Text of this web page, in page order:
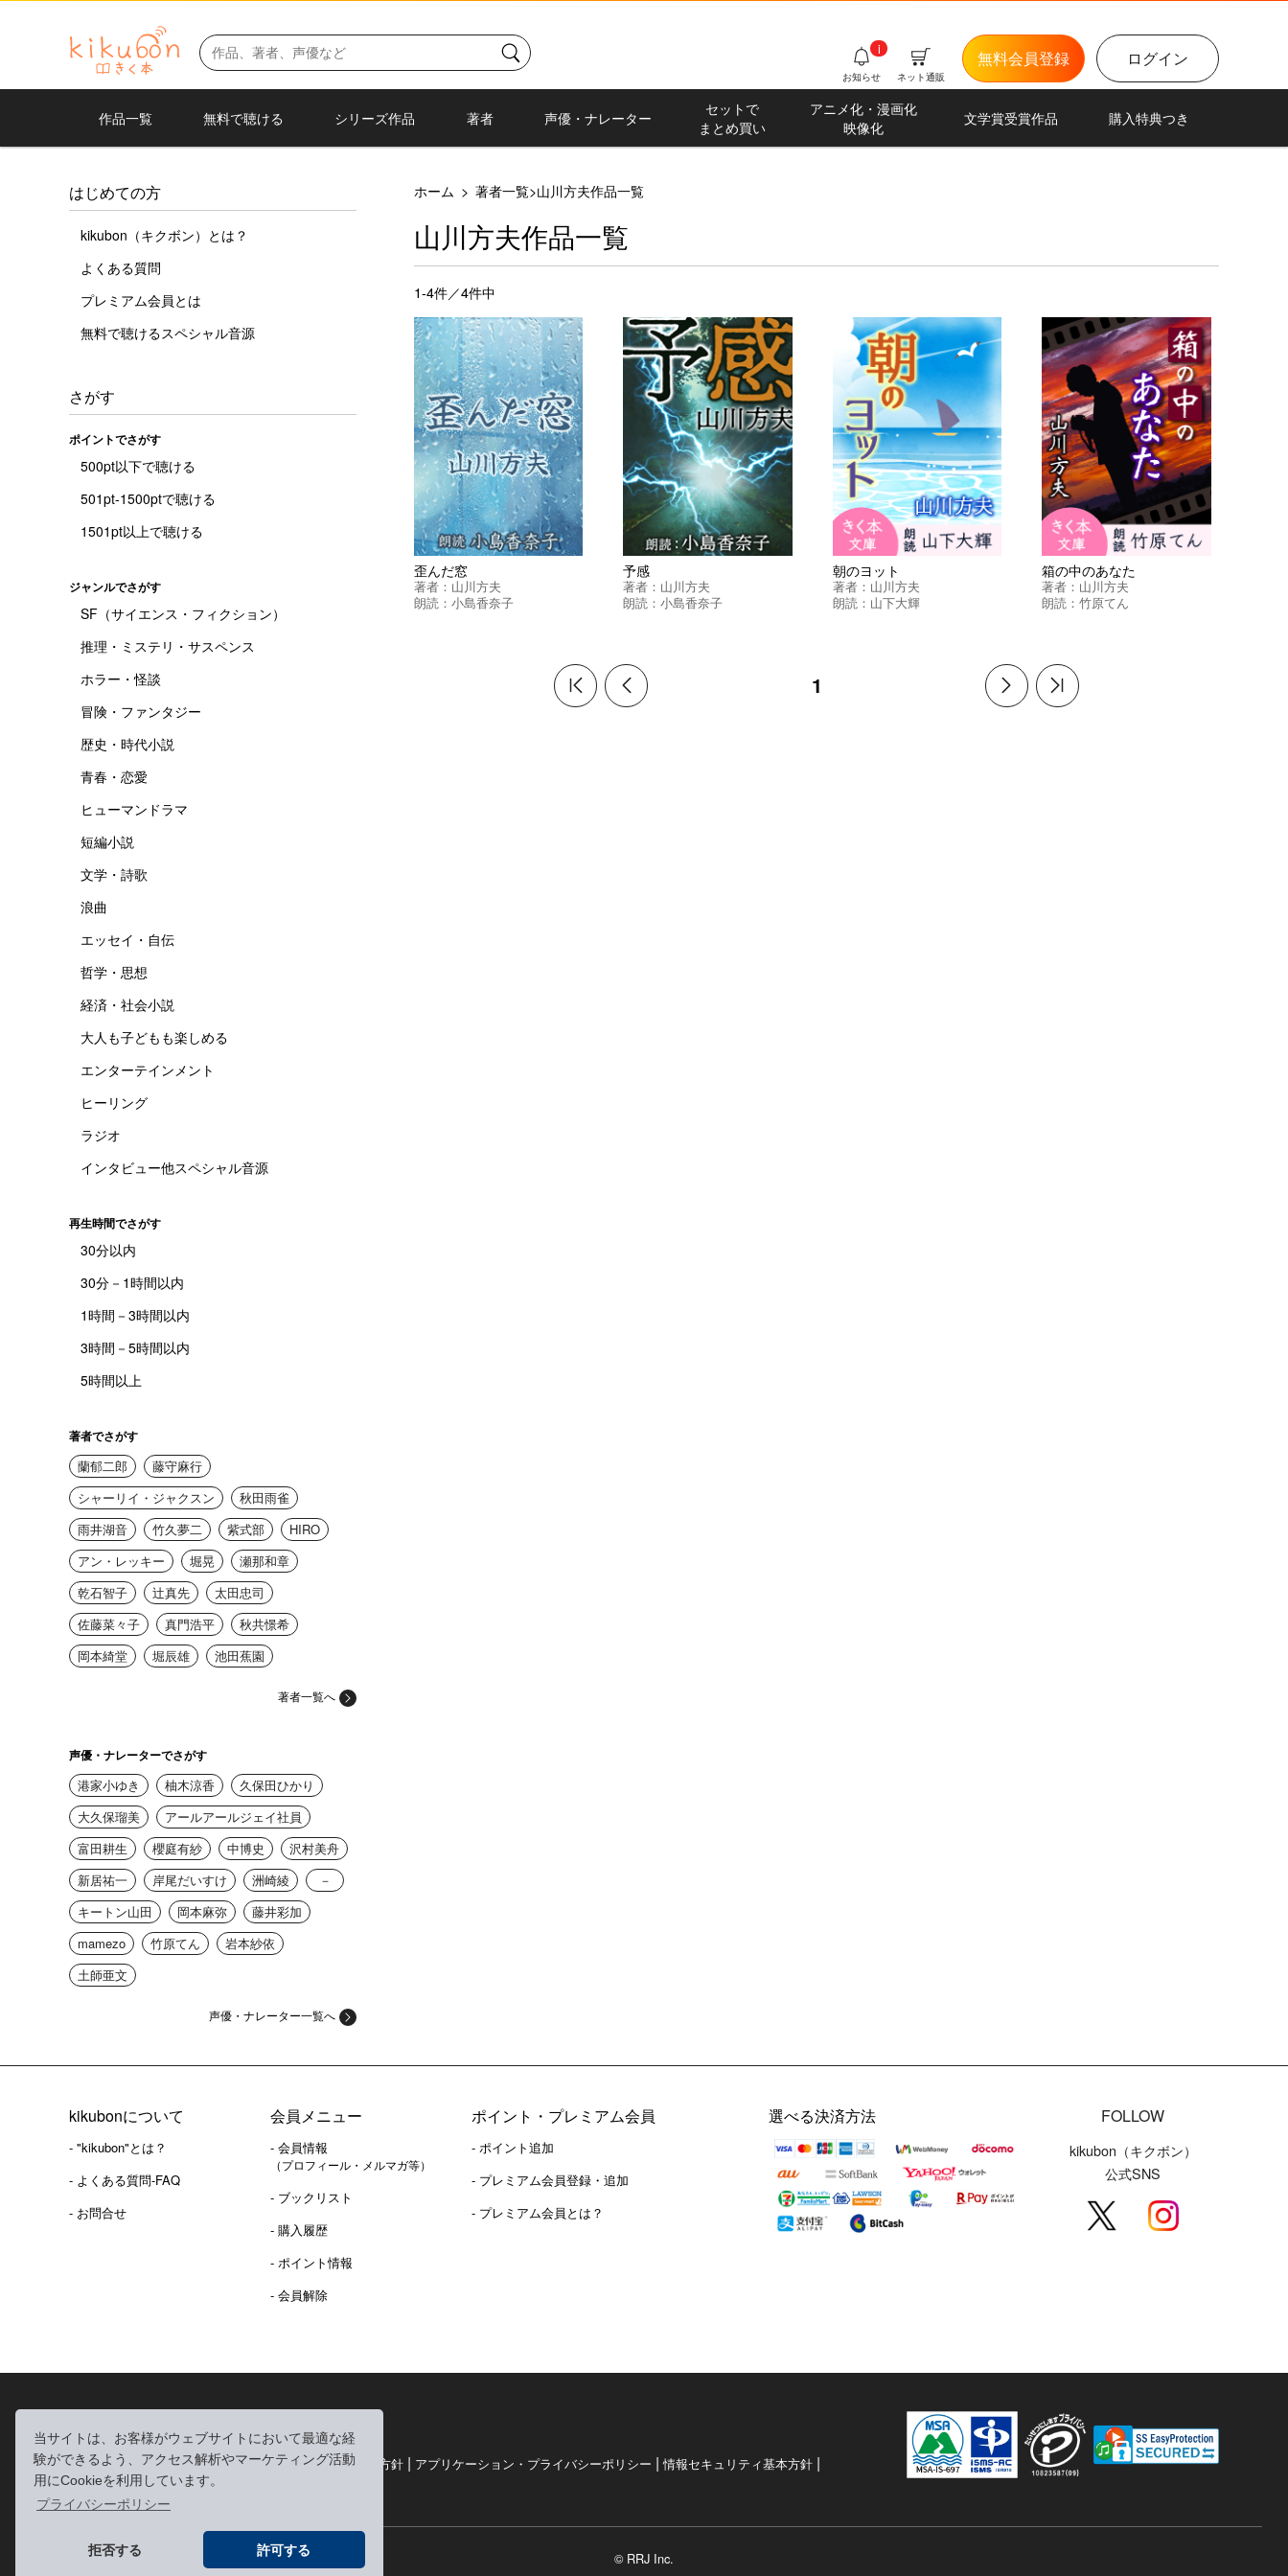
当サイトは、お客様がウェブサイトにおいて最適な経
験ができるよう、アクセス解析やマーケティング活動
用にCookieを利用しています。
プライバシーポリシー
拒否する 許可する
ログイン
無料会員登録
ネット通販
お知らせ
i
作品一覧 無料で聴ける シリーズ作品 著者 声優・ナレーター
セットで
まとめ買い
アニメ化・漫画化
映像化
文学賞受賞作品 購入特典つき
はじめての方
kikubon（キクボン）とは？
よくある質問
プレミアム会員とは
無料で聴けるスペシャル音源
さがす
ポイントでさがす
500pt以下で聴ける
501pt-1500ptで聴ける
1501pt以上で聴ける
ジャンルでさがす
SF（サイエンス・フィクション）
推理・ミステリ・サスペンス
ホラー・怪談
冒険・ファンタジー
歴史・時代小説
青春・恋愛
ヒューマンドラマ
短編小説
文学・詩歌
浪曲
エッセイ・自伝
哲学・思想
経済・社会小説
大人も子どもも楽しめる
エンターテインメント
ヒーリング
ラジオ
インタビュー他スペシャル音源
再生時間でさがす
30分以内
30分－1時間以内
1時間－3時間以内
3時間－5時間以内
5時間以上
著者でさがす
蘭郁二郎
藤守麻行
シャーリイ・ジャクスン
秋田雨雀
雨井湖音
竹久夢二 紫式部
HIRO
アン・レッキー
堀晃
瀬那和章
乾石智子
辻真先
太田忠司
佐藤菜々子
真門浩平
秋共憬希
岡本綺堂
堀辰雄 池田蕉園
著者一覧へ
声優・ナレーターでさがす
港家小ゆき 柚木涼香
久保田ひかり
大久保瑠美
アールアールジェイ社員
富田耕生
櫻庭有紗 中博史
沢村美舟
新居祐一
岸尾だいすけ 洲崎綾
－
キートン山田
岡本麻弥
藤井彩加
mamezo
竹原てん
岩本紗依
土師亜文
声優・ナレーター一覧へ
ホーム > 著者一覧>山川方夫作品一覧
山川方夫作品一覧
1-4件／4件中
歪んだ窓
著者： 山川方夫
朗読： 小島香奈子
予感
著者： 山川方夫
朗読：小島香奈子
朝のヨット
著者： 山川方夫
朗読： 山下大輝
箱の中のあなた
著者： 山川方夫
朗読：竹原てん
1
kikubonについて
- "kikubon"とは？
- よくある質問-FAQ
- お問合せ
会員メニュー
- 会員情報
（プロフィール・メルマガ等）
- ブックリスト
- 購入履歴
- ポイント情報
- 会員解除
ポイント・プレミアム会員
- ポイント追加
- プレミアム会員登録・追加
- プレミアム会員とは？
FOLLOW
kikubon（キクボン）
公式SNS
選べる決済方法
利用規約|個人情報の取り扱いについて| 個人情報保護方針 | アプリケーション・プライバシーポリシー |情報セキュリティ基本方針 |
特定商取引法に基づく表記
© RRJ Inc.